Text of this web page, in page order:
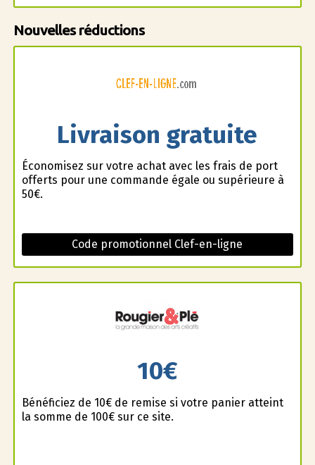
Nouvelles réductions
Livraison gratuite
Économisez sur votre achat avec les frais de port
offerts pour une commande égale ou supérieure à
50€.
Code promotionnel Clef-en-ligne
10€
Bénéficiez de 10€ de remise si votre panier atteint
la somme de 100€ sur ce site.